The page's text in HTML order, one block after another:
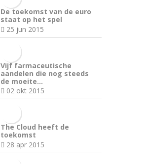
De toekomst van de euro
staat op het spel
25 jun 2015
Vijf farmaceutische
aandelen die nog steeds
de moeite…
02 okt 2015
The Cloud heeft de
toekomst
28 apr 2015